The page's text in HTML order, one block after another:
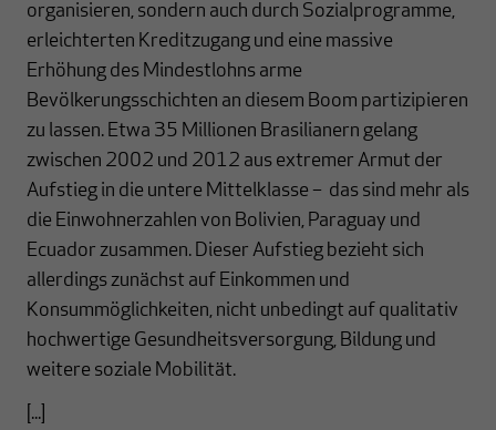
organisieren, sondern auch durch Sozialprogramme,
erleichterten Kreditzugang und eine massive
Erhöhung des Mindestlohns arme
Bevölkerungsschichten an diesem Boom partizipieren
zu lassen. Etwa 35 Millionen Brasilianern gelang
zwischen 2002 und 2012 aus extremer Armut der
Aufstieg in die untere Mittelklasse – das sind mehr als
die Einwohnerzahlen von Bolivien, Paraguay und
Ecuador zusammen. Dieser Aufstieg bezieht sich
allerdings zunächst auf Einkommen und
Konsummöglichkeiten, nicht unbedingt auf qualitativ
hochwertige Gesundheitsversorgung, Bildung und
weitere soziale Mobilität.
[...]